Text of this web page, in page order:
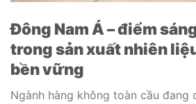
Đông Nam Á – điểm
trong sản xuất nhiên
bền vững
Ngành hàng không toàn cầu đang